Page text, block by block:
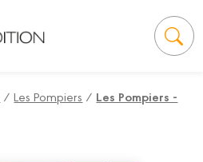
/Les Pompiers / Les Pompiers -